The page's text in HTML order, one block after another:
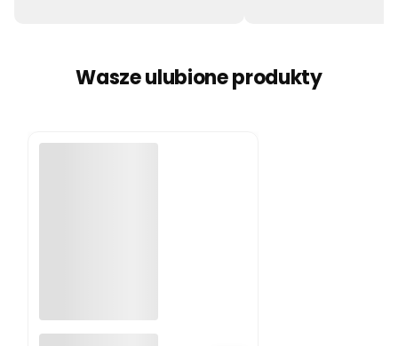
Wasze ulubione produkty